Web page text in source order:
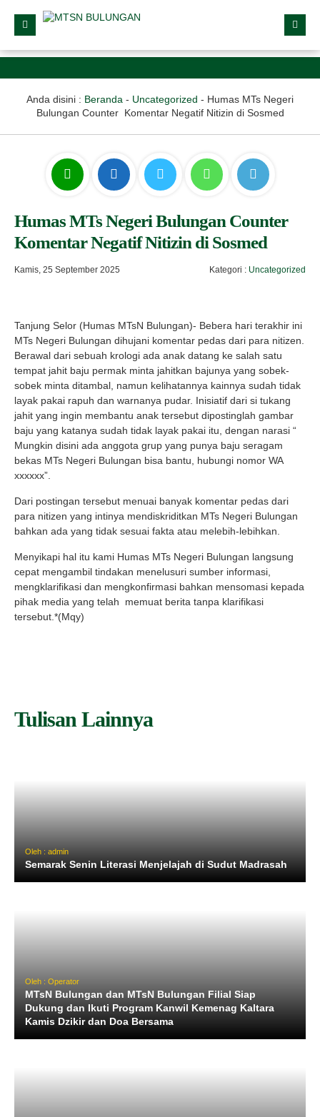
Anda disini : Beranda - Uncategorized - Humas MTs Negeri
Bulungan Counter Komentar Negatif Nitizin di Sosmed
Humas MTs Negeri Bulungan Counter
Komentar Negatif Nitizin di Sosmed
Kamis, 25 September 2025 Kategori : Uncategorized
Tanjung Selor (Humas MTsN Bulungan)- Bebera hari terakhir ini
MTs Negeri Bulungan dihujani komentar pedas dari para nitizen.
Berawal dari sebuah krologi ada anak datang ke salah satu
tempat jahit baju permak minta jahitkan bajunya yang sobek-
sobek minta ditambal, namun kelihatannya kainnya sudah tidak
layak pakai rapuh dan warnanya pudar. Inisiatif dari si tukang
jahit yang ingin membantu anak tersebut dipostinglah gambar
baju yang katanya sudah tidak layak pakai itu, dengan narasi “
Mungkin disini ada anggota grup yang punya baju seragam
bekas MTs Negeri Bulungan bisa bantu, hubungi nomor WA
xxxxxx”.
Dari postingan tersebut menuai banyak komentar pedas dari
para nitizen yang intinya mendiskriditkan MTs Negeri Bulungan
bahkan ada yang tidak sesuai fakta atau melebih-lebihkan.
Menyikapi hal itu kami Humas MTs Negeri Bulungan langsung
cepat mengambil tindakan menelusuri sumber informasi,
mengklarifikasi dan mengkonfirmasi bahkan mensomasi kepada
pihak media yang telah memuat berita tanpa klarifikasi
tersebut.*(Mqy)
Tulisan Lainnya
Oleh : admin
Semarak Senin Literasi Menjelajah di Sudut Madrasah
Oleh : Operator
MTsN Bulungan dan MTsN Bulungan Filial Siap
Dukung dan Ikuti Program Kanwil Kemenag Kaltara
Kamis Dzikir dan Doa Bersama